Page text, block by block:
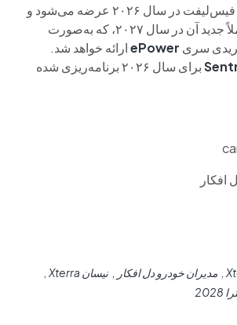
خواهد شد: ابتدا نسخه فیس‌لیفت در سال ۲۰۲۶ عرضه می‌شود و
سپس نسل چهارم کاملاً جدید آن در سال ۲۰۲۷، که به‌صورت
سری ePowerارائه خواهد شد.
برای سال ۲۰۲۶ برنامه‌ریزی شده
مدیران خودرو دل افکار
نیسان Xterra